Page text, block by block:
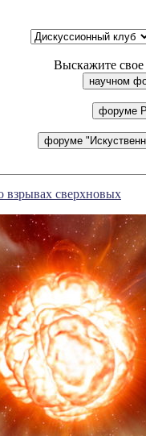
Выскажите
взрывах сверхновых